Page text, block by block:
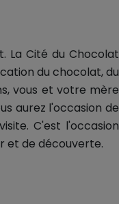
La Cité du Chocolat
du chocolat, du
vous et votre mère
aurez l'occasion de
C'est l'occasion
et de découverte.​